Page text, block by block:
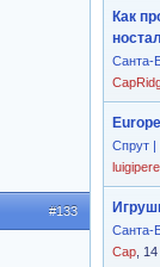
Как
Санта-
Спрут |
Санта-
Cap ,
#133